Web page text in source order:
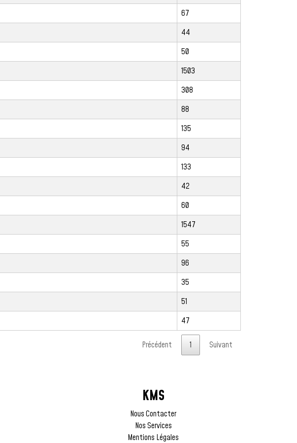
67
44
50
1503
308
88
135
94
133
42
60
1547
55
96
35
51
47
Précédent 1 Suivant
KMS
Nous Contacter
Nos Services
Mentions Légales